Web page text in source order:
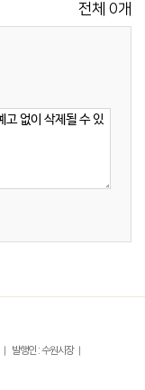
전체 0개
발행인 : 수원시장